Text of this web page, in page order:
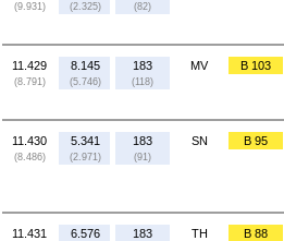
(9.931) (2.325) (82)
11.429
(8.791)
8.145
(5.746)
183
(118)
MV B 103
11.430
(8.486)
5.341
(2.971)
183
(91)
SN B 95
11.431 6.576 183 TH B 88